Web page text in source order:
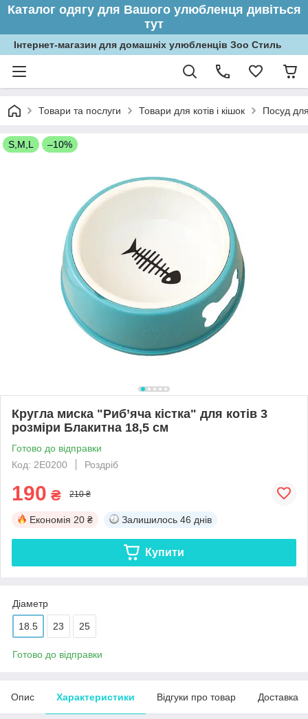
Каталог одягу для Вашого улюбленця дивіться
тут
Інтернет-магазин для домашніх улюбленців Зоо Стиль
Товари та послуги Товари для котів і кішок Посуд для
S,M,L –10%
Кругла миска "Риб’яча кістка" для котів 3
розміри Блакитна 18,5 см
Готово до відправки
Код: 2E0200
Роздріб
190 ₴ 210 ₴
Економія 20 ₴ Залишилось 46 днів
Купити
Діаметр
18.5 23 25
Готово до відправки
Опис Характеристики Відгуки про товар Доставка